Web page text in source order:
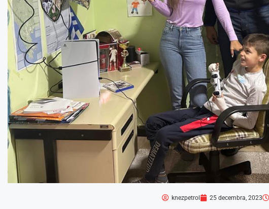
knezpetrol 25 decembra, 2023